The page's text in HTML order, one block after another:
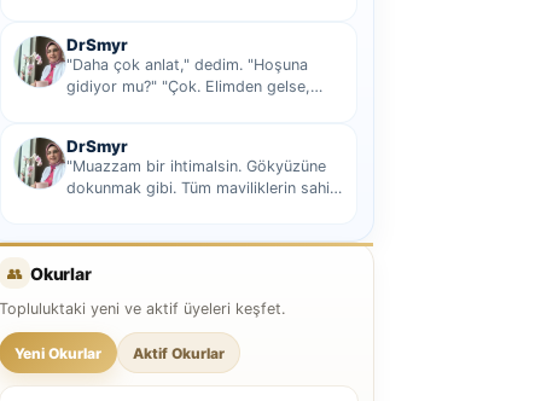
DrSmyr
"Daha çok anlat," dedim. "Hoşuna
gidiyor mu?" "Çok. Elimden gelse,
DrSmyr
"Muazzam bir ihtimalsin. Gökyüzüne
dokunmak gibi. Tüm maviliklerin sahibi
👥 Okurlar
Topluluktaki yeni ve aktif üyeleri keşfet.
Yeni Okurlar Aktif Okurlar